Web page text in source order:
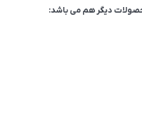
دیگر هم می باشد: